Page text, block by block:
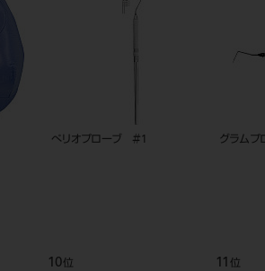
ぺリオプローブ ＃1 グラムプ
10位 11 位